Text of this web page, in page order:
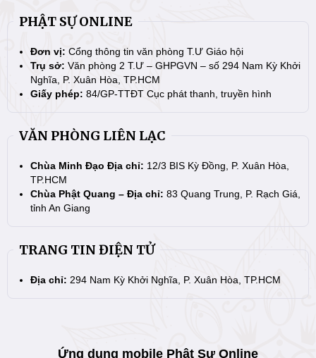
PHẬT SỰ ONLINE
Đơn vị: Cổng thông tin văn phòng T.Ư Giáo hội
Trụ sở: Văn phòng 2 T.Ư – GHPGVN – số 294 Nam Kỳ Khởi
Nghĩa, P. Xuân Hòa, TP.HCM
Giấy phép: 84/GP-TTĐT Cục phát thanh, truyền hình
VĂN PHÒNG LIÊN LẠC
Chùa Minh Đạo Địa chỉ: 12/3 BIS Kỳ Đồng, P. Xuân Hòa,
TP.HCM
Chùa Phật Quang – Địa chỉ: 83 Quang Trung, P. Rạch Giá,
tỉnh An Giang
TRANG TIN ĐIỆN TỬ
Địa chỉ: 294 Nam Kỳ Khởi Nghĩa, P. Xuân Hòa, TP.HCM
Ứng dụng mobile Phật Sự Online